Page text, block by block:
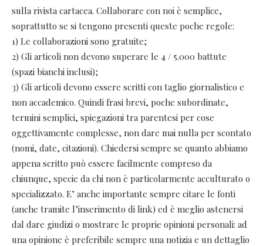
sulla rivista cartacea. Collaborare con noi è semplice,
soprattutto se si tengono presenti queste poche regole:
1) Le collaborazioni sono gratuite;
2) Gli articoli non devono superare le 4 / 5.000 battute
(spazi bianchi inclusi);
3) Gli articoli devono essere scritti con taglio giornalistico e
non accademico. Quindi frasi brevi, poche subordinate,
termini semplici, spiegazioni tra parentesi per cose
oggettivamente complesse, non dare mai nulla per scontato
(nomi, date, citazioni). Chiedersi sempre se quanto abbiamo
appena scritto può essere facilmente compreso da
chiunque, specie da chi non è particolarmente acculturato o
specializzato. E’ anche importante sempre citare le fonti
(anche tramite l’inserimento di link) ed è meglio astenersi
dal dare giudizi o mostrare le proprie opinioni personali: ad
una opinione è preferibile sempre una notizia e un dettaglio